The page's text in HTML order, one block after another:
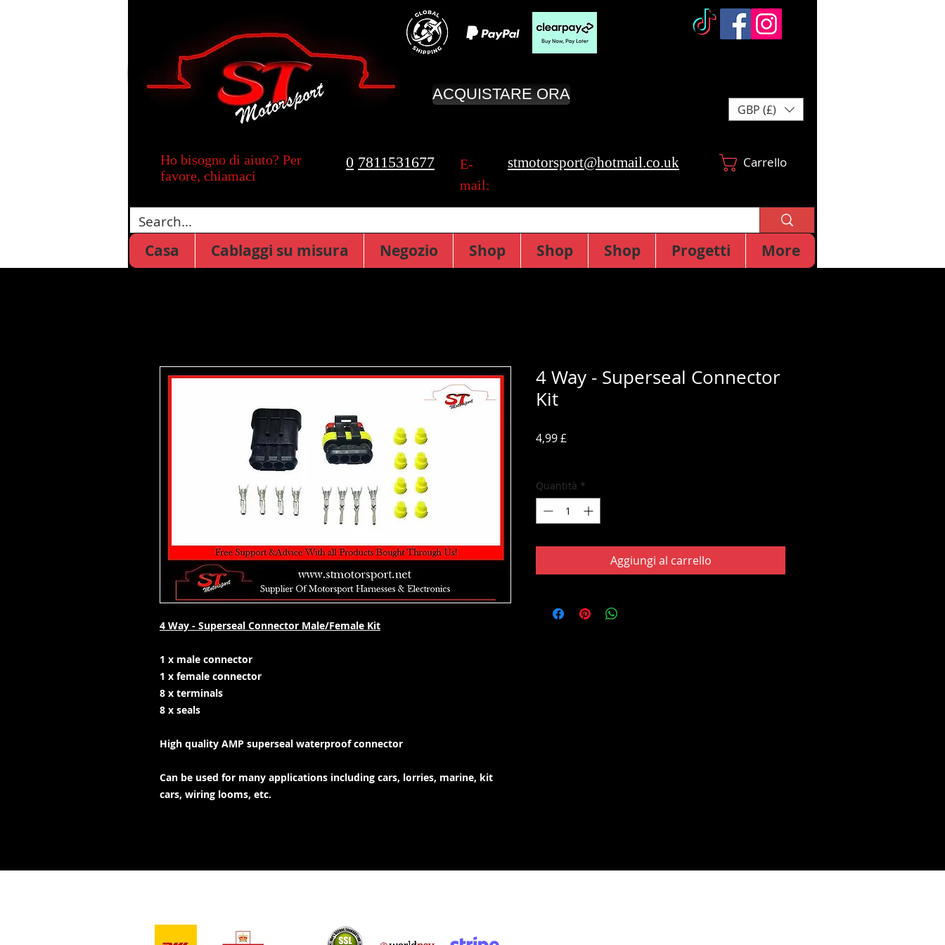
ACQUISTARE ORA
GBP (£)
Ho bisogno di aiuto? Per
favore, chiamaci
0 7811531677
E-
mail:
stmotorsport@hotmail.co.uk Carrello
Casa Cablaggi su misura Negozio Shop Shop Shop Progetti More
4 Way - Superseal Connector Male/Female Kit
1 x male connector
1 x female connector
8 x terminals
8 x seals
High quality AMP superseal waterproof connector
Can be used for many applications including cars, lorries, marine, kit
cars, wiring looms, etc.
4 Way - Superseal Connector
Kit
4,99 £
Quantità *
Aggiungi al carrello